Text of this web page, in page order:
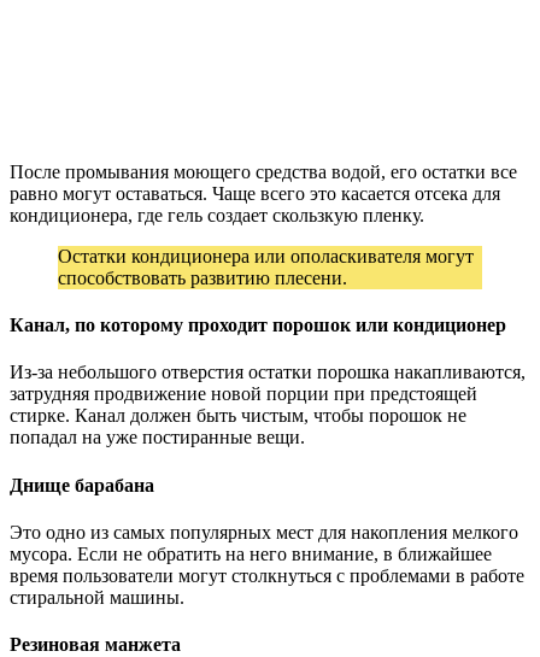
После промывания моющего средства водой, его остатки все
равно могут оставаться. Чаще всего это касается отсека для
кондиционера, где гель создает скользкую пленку.
Остатки кондиционера или ополаскивателя могут
способствовать развитию плесени.
Канал, по которому проходит порошок или кондиционер
Из-за небольшого отверстия остатки порошка накапливаются,
затрудняя продвижение новой порции при предстоящей
стирке. Канал должен быть чистым, чтобы порошок не
попадал на уже постиранные вещи.
Днище барабана
Это одно из самых популярных мест для накопления мелкого
мусора. Если не обратить на него внимание, в ближайшее
время пользователи могут столкнуться с проблемами в работе
стиральной машины.
Резиновая манжета